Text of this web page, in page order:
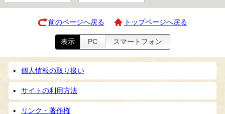
前のページへ戻る トップページへ戻る
表示 PC スマートフォン
個人情報の取り扱い
サイトの利用方法
リンク・著作権